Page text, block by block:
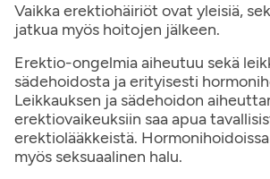
Vaikka erektiohäiriöt ovat yleisiä,
jatkua myös hoitojen jälkeen.
Erektio-ongelmia aiheutuu sekä
sädehoidosta ja erityisesti
Leikkauksen ja sädehoidon
erektiovaikeuksiin saa apua
erektiolääkkeistä.
myös seksuaalinen halu.